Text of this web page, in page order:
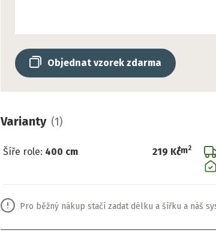
Objednat vzorek zdarma
Varianty (1)
Šíře role: 400 cm 219 Kč
/m2
Pro běžný nákup stačí zadat délku a šířku a náš